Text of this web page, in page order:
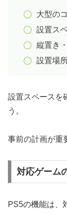
大型の
設置ス
縦置き
設置場
設置スペースを
う。
事前の計画が重
対応ゲーム
PS5の機能は、